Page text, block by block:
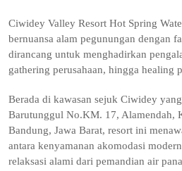
Ciwidey Valley Resort Hot Spring
bernuansa alam pegunungan dengan
dirancang untuk menghadirkan
gathering perusahaan, hingga healing
Berada di kawasan sejuk Ciwidey
Barutunggul No.KM. 17, Alamendah,
Bandung, Jawa Barat, resort ini
antara kenyamanan akomodasi
relaksasi alami dari pemandian air